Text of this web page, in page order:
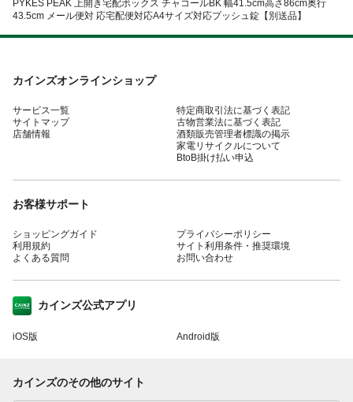
PYKES PEAK 上開き宅配ボックス チャコールBK 幅41.5cm高さ86cm奥行
43.5cm メール便対 応宅配便対応A4サイズ対応プッシュ錠【別送品】
カインズオンラインショップ
サービス一覧
サイトマップ
店舗情報
特定商取引法に基づく表記
古物営業法に基づく表記
酒類販売管理者標識の掲示
家電リサイクルについて
BtoB掛け払い申込
お客様サポート
ショッピングガイド
利用規約
よくある質問
プライバシーポリシー
サイト利用条件・推奨環境
お問い合わせ
カインズ公式アプリ
iOS版 Android版
カインズのその他のサイト